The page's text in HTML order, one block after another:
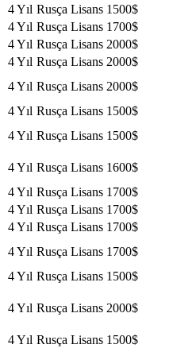
4 Yıl Rusça Lisans 1500$
4 Yıl Rusça Lisans 1700$
4 Yıl Rusça Lisans 2000$
4 Yıl Rusça Lisans 2000$
4 Yıl Rusça Lisans 2000$
4 Yıl Rusça Lisans 1500$
4 Yıl Rusça Lisans 1500$
4 Yıl Rusça Lisans 1600$
4 Yıl Rusça Lisans 1700$
4 Yıl Rusça Lisans 1700$
4 Yıl Rusça Lisans 1700$
4 Yıl Rusça Lisans 1700$
4 Yıl Rusça Lisans 1500$
4 Yıl Rusça Lisans 2000$
4 Yıl Rusça Lisans 1500$